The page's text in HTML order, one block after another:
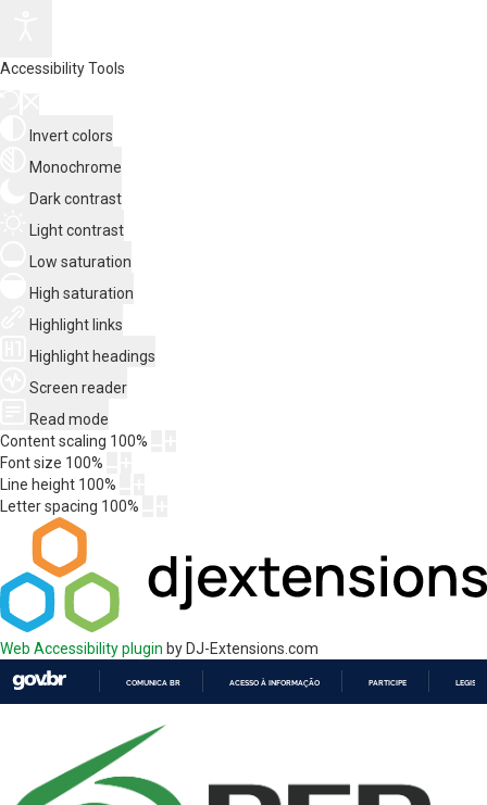
Accessibility Tools
Invert colors
Monochrome
Dark contrast
Light contrast
Low saturation
High saturation
Highlight links
Highlight headings
Screen reader
Read mode
Content scaling 100%
Font size 100%
Line height 100%
Letter spacing 100%
Web Accessibility plugin by DJ-Extensions.com
COMUNICA BR ACESSO À INFORMAÇÃO PARTICIPE